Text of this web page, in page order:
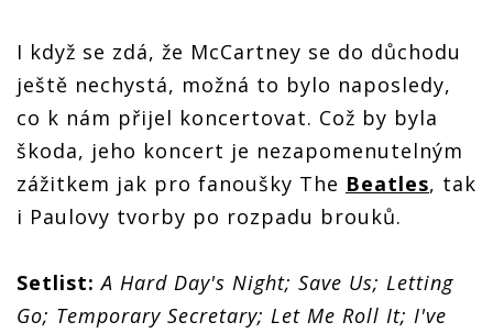
I když se zdá, že McCartney se do důchodu
ještě nechystá, možná to bylo naposledy,
co k nám přijel koncertovat. Což by byla
škoda, jeho koncert je nezapomenutelným
zážitkem jak pro fanoušky The Beatles, tak
i Paulovy tvorby po rozpadu brouků.
Setlist: A Hard Day's Night; Save Us; Letting
Go; Temporary Secretary; Let Me Roll It; I've